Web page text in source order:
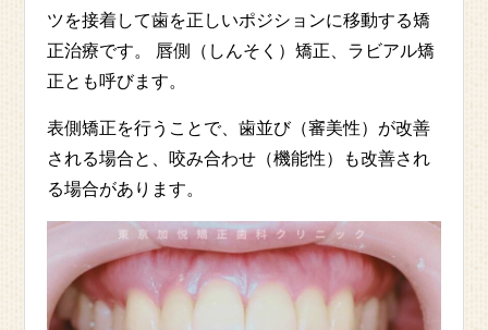
ツを接着して歯を正しいポジションに移動する矯
正治療です。 唇側（しんそく）矯正、ラビアル矯
正とも呼びます。
表側矯正を行うことで、歯並び（審美性）が改善
される場合と、咬み合わせ（機能性）も改善され
る場合があります。